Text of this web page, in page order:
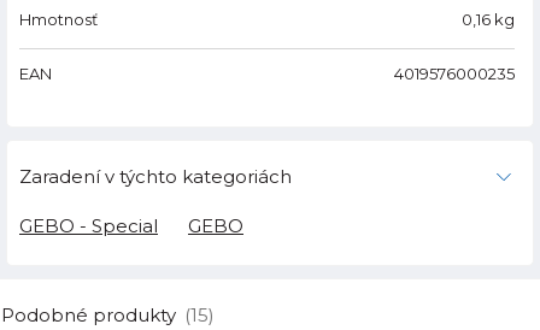
Hmotnosť 0,16 kg
EAN 4019576000235
Zaradení v týchto kategoriách
GEBO - Special GEBO
Podobné produkty (15)